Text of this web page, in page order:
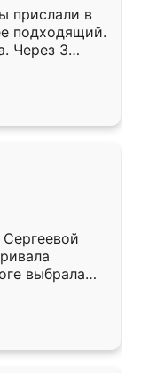
прислали в
подходящий.
Через 3
Остались
выбрала
потом
объяснил
срок, с